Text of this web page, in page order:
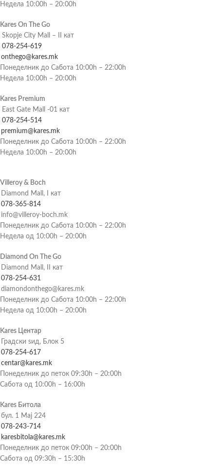
Недела 10:00h – 20:00h
Kares On The Go
Skopje City Mall – II кат
078-254-619
onthego@kares.mk
Понеделник до Сабота 10:00h – 22:00h
Недела 10:00h – 20:00h
Kares Premium
East Gate Mall -01 кат
078-254-514
premium@kares.mk
Понеделник до Сабота 10:00h – 22:00h
Недела 10:00h – 20:00h
Villeroy & Boch
Diamond Mall, I кат
078-365-814
info@villeroy-boch.mk
Понеделник до Сабота 10:00h – 22:00h
Недела од 10:00h – 20:00h
Diamond On The Go
Diamond Mall, II кат
078-254-631
diamondonthego@kares.mk
Понеделник до Сабота 10:00h – 22:00h
Недела од 10:00h – 20:00h
Kares Центар
Градски ѕид, Блок 5
078-254-617
centar@kares.mk
Понеделник до петок 09:30h – 20:00h
Сабота од 10:00h – 16:00h
Kares Битола
бул. 1 Мај 224
078-243-714
karesbitola@kares.mk
Понеделник до петок 09:00h – 20:00h
Сабота од 09:30h – 15:30h